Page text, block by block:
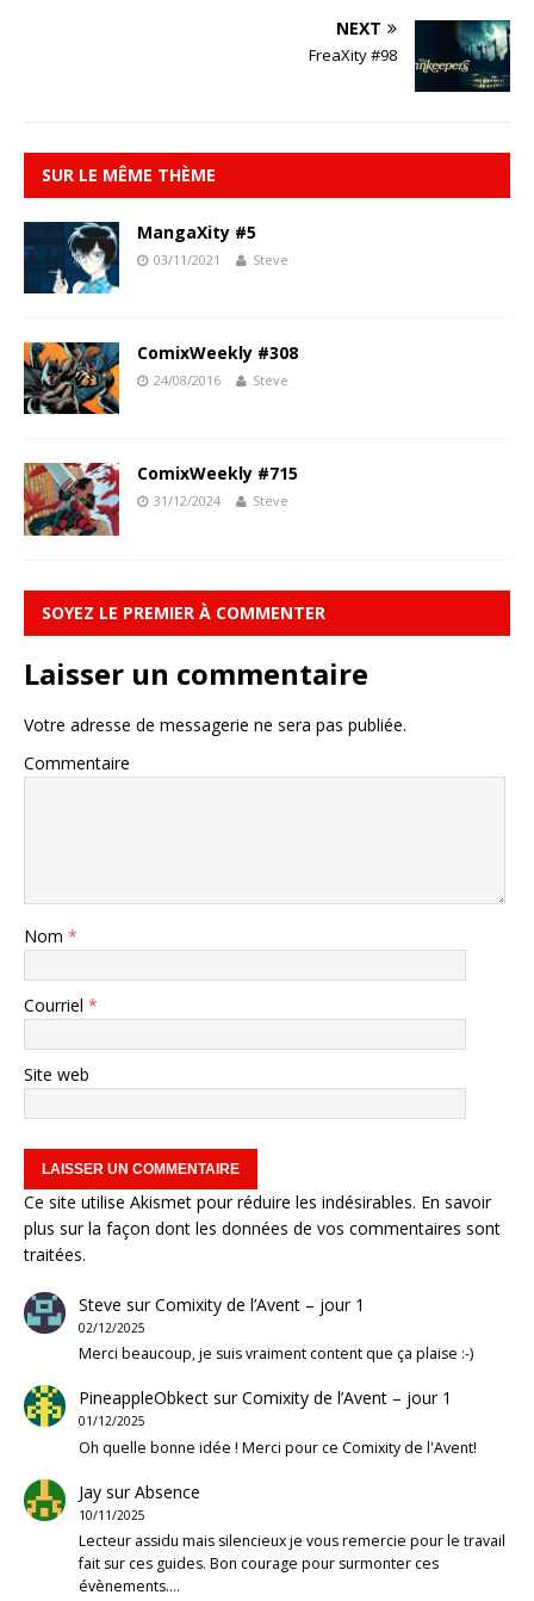
NEXT
FreaXity #98
SUR LE MÊME THÈME
MangaXity #5
03/11/2021 Steve
ComixWeekly #308
24/08/2016 Steve
ComixWeekly #715
31/12/2024 Steve
SOYEZ LE PREMIER À COMMENTER
Laisser un commentaire
Votre adresse de messagerie ne sera pas publiée.
Commentaire
Nom *
Courriel *
Site web
Ce site utilise Akismet pour réduire les indésirables. En savoir
plus sur la façon dont les données de vos commentaires sont
traitées.
Steve surComixity de l’Avent – jour 1
02/12/2025
Merci beaucoup, je suis vraiment content que ça plaise :-)
PineappleObkectsurComixity de l’Avent – jour 1
01/12/2025
Oh quelle bonne idée ! Merci pour ce Comixity de l'Avent!
JaysurAbsence
10/11/2025
Lecteur assidu mais silencieux je vous remercie pour le travail
fait sur ces guides. Bon courage pour surmonter ces
évènements.…